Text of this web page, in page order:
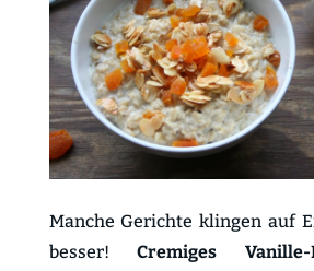
Manche Gerichte klingen auf
besser!Cremiges